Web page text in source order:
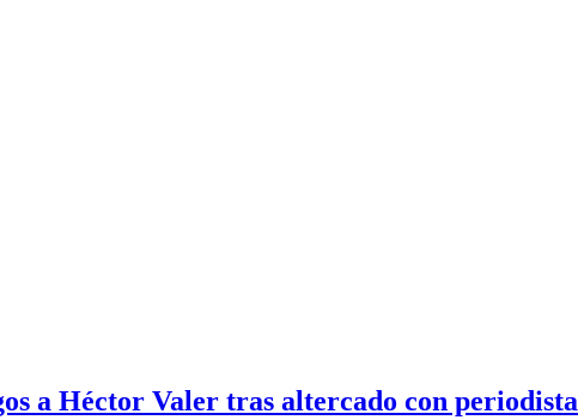
a Héctor Valer tras altercado con periodista